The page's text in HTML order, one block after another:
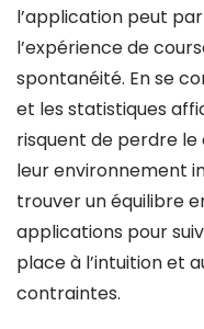
l’application peut
l’expérience de
spontanéité. En se
et les statistiques
risquent de perdre
leur environnement
trouver un équilibre
applications pour
place à l’intuition et
contraintes.